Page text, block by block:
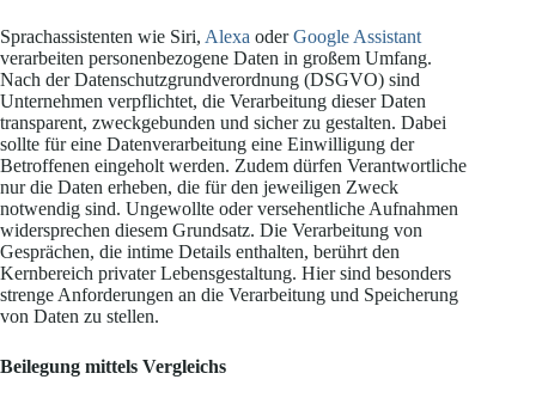
Sprachassistenten wie Siri, Alexa oderGoogle Assistant
verarbeiten personenbezogene Daten in großem Umfang.
Nach der Datenschutzgrundverordnung (DSGVO) sind
Unternehmen verpflichtet, die Verarbeitung dieser Daten
transparent, zweckgebunden und sicher zu gestalten. Dabei
sollte für eine Datenverarbeitung eine Einwilligung der
Betroffenen eingeholt werden. Zudem dürfen Verantwortliche
nur die Daten erheben, die für den jeweiligen Zweck
notwendig sind. Ungewollte oder versehentliche Aufnahmen
widersprechen diesem Grundsatz. Die Verarbeitung von
Gesprächen, die intime Details enthalten, berührt den
Kernbereich privater Lebensgestaltung. Hier sind besonders
strenge Anforderungen an die Verarbeitung und Speicherung
von Daten zu stellen.
Beilegung mittels Vergleichs